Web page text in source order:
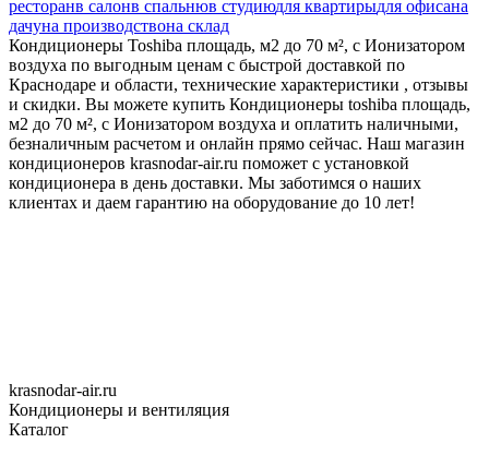
ресторанв салонв спальнюв студиюдля квартирыдля офисана
дачуна производствона склад
Кондиционеры Toshiba площадь, м2 до 70 м², с Ионизатором
воздуха по выгодным ценам с быстрой доставкой по
Краснодаре и области, технические характеристики , отзывы
и скидки. Вы можете купить Кондиционеры toshiba площадь,
м2 до 70 м², с Ионизатором воздуха и оплатить наличными,
безналичным расчетом и онлайн прямо сейчас. Наш магазин
кондиционеров krasnodar-air.ru поможет с установкой
кондиционера в день доставки. Мы заботимся о наших
клиентах и даем гарантию на оборудование до 10 лет!
krasnodar-air.ru
Кондиционеры и вентиляция
Каталог